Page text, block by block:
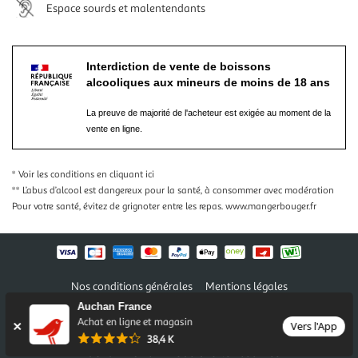
Auchan France
Achat en ligne et magasin
38,4 K
Vers l'App
Espace sourds et malentendants
Interdiction de vente de boissons
alcooliques aux mineurs de moins de 18 ans
La preuve de majorité de l'acheteur est exigée au moment de la
vente en ligne.
* Voir les conditions en cliquant ici
** L’abus d’alcool est dangereux pour la santé, à consommer avec modération
Pour votre santé, évitez de grignoter entre les repas. www.mangerbouger.fr
Nos conditions générales
Mentions légales
Conditions des offres et promotions
Politique de confidentialité
Informations légales marketplace